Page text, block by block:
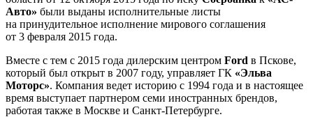
Авто» были выданы исполнительные листы
на принудительное исполнение мирового соглашения
от 3 февраля 2015 года.
Вместе с тем с 2015 года дилерским центром Ford в Пскове,
который был открыт в 2007 году, управляет ГК «Эльва
Моторс». Компания ведет историю с 1994 года и в настоящее
время выступает партнером семи иностранных брендов,
работая также в Москве и Санкт-Петербурге.